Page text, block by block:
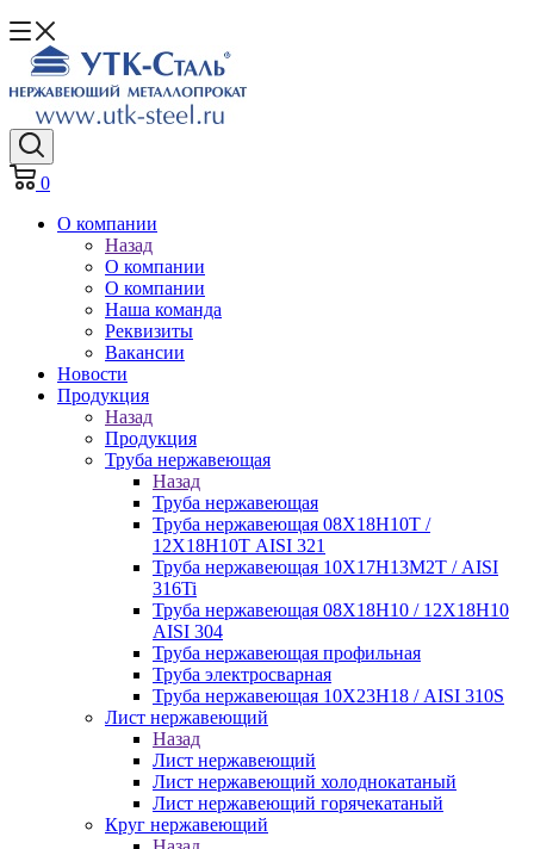
0
О компании
Назад
О компании
О компании
Наша команда
Реквизиты
Вакансии
Новости
Продукция
Назад
Продукция
Труба нержавеющая
Назад
Труба нержавеющая
Труба нержавеющая 08Х18Н10Т /
12Х18Н10Т AISI 321
Труба нержавеющая 10Х17Н13М2Т / AISI
316Ti
Труба нержавеющая 08Х18Н10 / 12Х18Н10
AISI 304
Труба нержавеющая профильная
Труба электросварная
Труба нержавеющая 10Х23Н18 / AISI 310S
Лист нержавеющий
Назад
Лист нержавеющий
Лист нержавеющий холоднокатаный
Лист нержавеющий горячекатаный
Круг нержавеющий